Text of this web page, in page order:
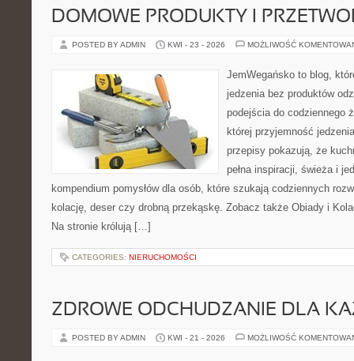
DOMOWE PRODUKTY I
POSTED BY ADMIN KWI - 23 - 2026 MOŻLIWOŚĆ
JemWegańsko to blog,
jedzenia bez produktów
podejścia do codziennego
której przyjemność
przepisy pokazują, że
pełna inspiracji, świeża i
kompendium pomysłów dla osób, które szukają codziennych
kolację, deser czy drobną przekąskę. Zobacz także Obiady i
Na stronie królują […]
CATEGORIES: NIERUCHOMOŚCI
ZDROWE ODCHUDZANIE DLA
POSTED BY ADMIN KWI - 21 - 2026 MOŻLIWOŚĆ